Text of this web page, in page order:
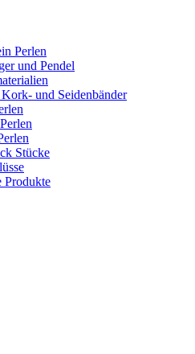
Perlen
und Pendel
und Seidenbänder
Stücke
Produkte